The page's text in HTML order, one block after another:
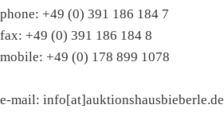
phone: +49 (0) 391 186 184 7
fax: +49 (0) 391 186 184 8
mobile: +49 (0) 178 899 1078
e-mail: info[at]auktionshausbieberle.de